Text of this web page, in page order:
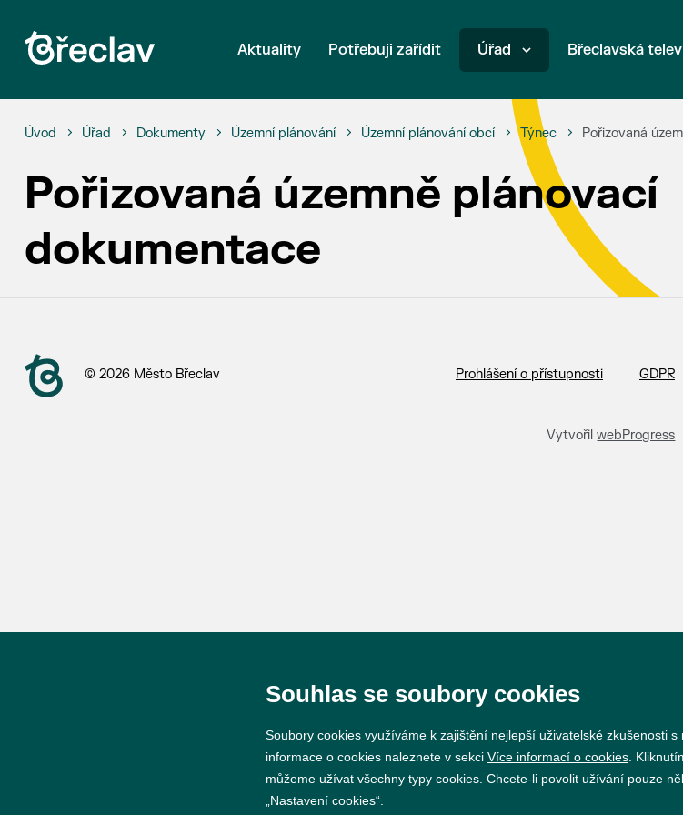
Aktuality Potřebuji zařídit Úřad Břeclavská
Úvod Úřad Dokumenty Územní plánování Územní plánování obcí Týnec Pořizovaná
Pořizovaná územně plánovací
dokumentace
© 2026 Město Břeclav Prohlášení o přístupnosti GDPR
VytvořilwebProgress
Souhlas se soubory cookies
Soubory cookies využíváme k zajištění nejlepší uživatelské zkušenosti
informace o cookies naleznete v sekci Více informací o cookies .
můžeme užívat všechny typy cookies. Chcete-li povolit užívání pouze
„Nastavení cookies“.